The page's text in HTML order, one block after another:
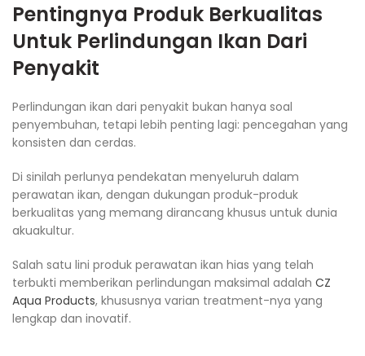
Pentingnya Produk Berkualitas
Untuk Perlindungan Ikan Dari
Penyakit
Perlindungan ikan dari penyakit bukan hanya soal
penyembuhan, tetapi lebih penting lagi: pencegahan yang
konsisten dan cerdas.
Di sinilah perlunya pendekatan menyeluruh dalam
perawatan ikan, dengan dukungan produk-produk
berkualitas yang memang dirancang khusus untuk dunia
akuakultur.
Salah satu lini produk perawatan ikan hias yang telah
terbukti memberikan perlindungan maksimal adalah CZ
Aqua Products, khususnya varian treatment-nya yang
lengkap dan inovatif.